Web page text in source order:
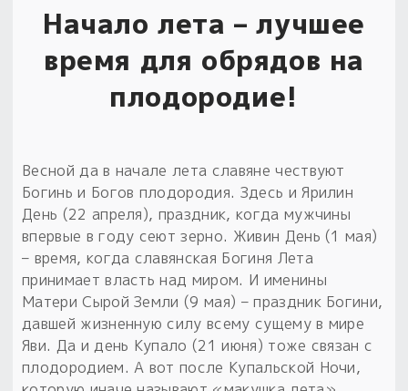
Начало лета – лучшее
время для обрядов на
плодородие!
Весной да в начале лета славяне чествуют
Богинь и Богов плодородия. Здесь и Ярилин
День (22 апреля), праздник, когда мужчины
впервые в году сеют зерно. Живин День (1 мая)
– время, когда славянская Богиня Лета
принимает власть над миром. И именины
Матери Сырой Земли (9 мая) – праздник Богини,
давшей жизненную силу всему сущему в мире
Яви. Да и день Купало (21 июня) тоже связан с
плодородием. А вот после Купальской Ночи,